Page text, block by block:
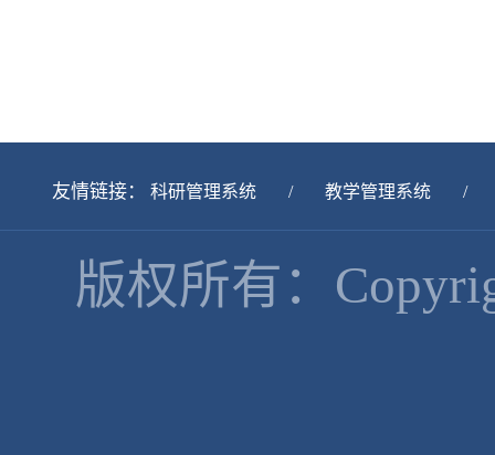
友情链接： 科研管理系统 / 教学管理系统 /
版权所有：